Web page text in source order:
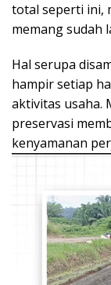
total seperti ini,
memang sudah
Hal serupa
hampir setiap
aktivitas usaha.
preservasi
kenyamanan